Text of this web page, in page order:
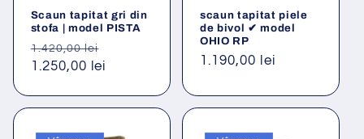
Scaun tapitat gri din
stofa | model PISTA
Preț
obișnuit
1.420,00 lei
1.250,00 lei
scaun tapitat piele
de bivol ✔ model
OHIO RP
Preț
1.190,00 lei